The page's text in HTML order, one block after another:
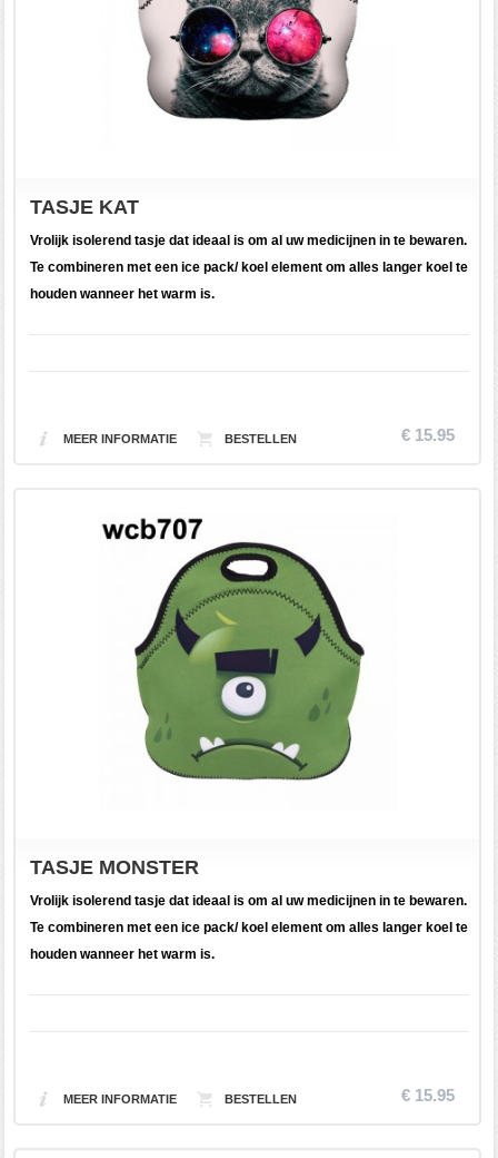
TASJE KAT
€ 15.95
Vrolijk isolerend tasje dat ideaal is om al uw medicijnen in te bewaren.
Te combineren met een ice pack/ koel element om alles langer koel te
houden wanneer het warm is.
MEER INFORMATIE
TASJE MONSTER
€ 15.95
Vrolijk isolerend tasje dat ideaal is om al uw medicijnen in te bewaren.
Te combineren met een ice pack/ koel element om alles langer koel te
houden wanneer het warm is.
MEER INFORMATIE